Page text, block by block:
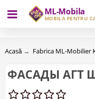
ML-Mobila
MOBILĂ PENTRU
RU RO
Acasă → Fabrica ML-Mobilier
ФАСАДЫ АГТ